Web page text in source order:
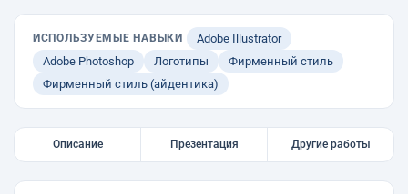
ИСПОЛЬЗУЕМЫЕ НАВЫКИ
Adobe Illustrator
Adobe Photoshop
Логотипы
Фирменный стиль
Фирменный стиль (айдентика)
Описание Презентация Другие работы